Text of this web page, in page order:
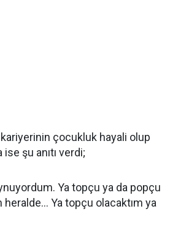
çocukluk hayali olup
ise şu anıtı verdi;
Ya topçu ya da popçu
Ya topçu olacaktım ya